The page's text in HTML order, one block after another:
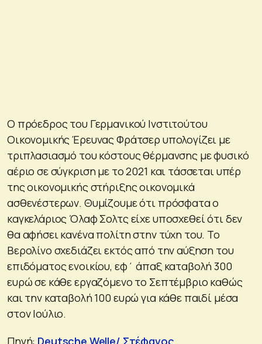
Ο πρόεδρος του Γερμανικού Ινστιτούτου
Οικονομικής Έρευνας Φράτσερ υπολογίζει με
τριπλασιασμό του κόστους θέρμανσης με φυσικό
αέριο σε σύγκριση με το 2021 και τάσσεται υπέρ
της οικονομικής στήριξης οικονομικά
ασθενέστερων. Θυμίζουμε ότι πρόσφατα ο
καγκελάριος Όλαφ Σολτς είχε υποσχεθεί ότι δεν
θα αφήσει κανένα πολίτη στην τύχη του. Το
Βερολίνο σχεδιάζει εκτός από την αύξηση του
επιδόματος ενοικίου, εφ΄ άπαξ καταβολή 300
ευρώ σε κάθε εργαζόμενο το Σεπτέμβριο καθώς
και την καταβολή 100 ευρώ για κάθε παιδί μέσα
στον Ιούλιο.
Πηγή: Deutsche Welle/ Στέφανος